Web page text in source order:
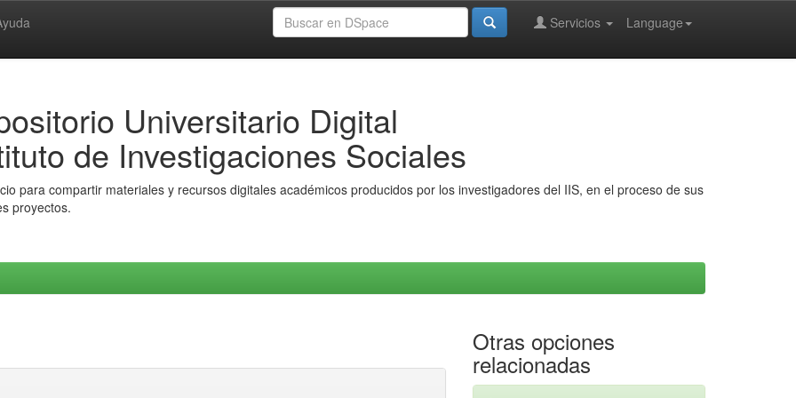
Language
Servicios
Universitario Digital
de Investigaciones Sociales
para compartir materiales y recursos digitales académicos producidos por los investigadores del IIS, en el proceso de sus
proyectos.
Otras opciones
relacionadas